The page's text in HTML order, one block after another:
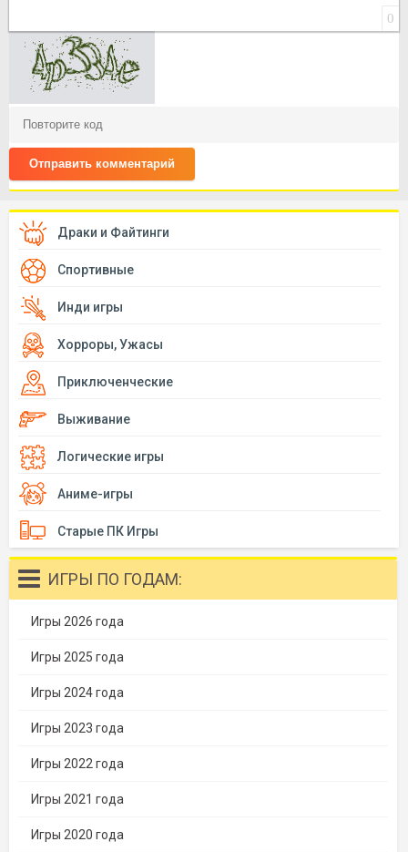
0
Отправить комментарий
Драки и Файтинги
Спортивные
Инди игры
Хорроры, Ужасы
Приключенческие
Выживание
Логические игры
Аниме-игры
Старые ПК Игры
ИГРЫ ПО ГОДАМ:
Игры 2026 года
Игры 2025 года
Игры 2024 года
Игры 2023 года
Игры 2022 года
Игры 2021 года
Игры 2020 года